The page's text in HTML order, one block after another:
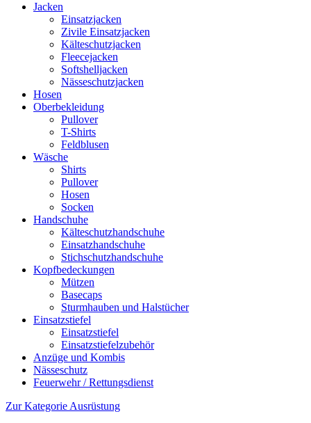
Jacken
Einsatzjacken
Zivile Einsatzjacken
Kälteschutzjacken
Fleecejacken
Softshelljacken
Nässeschutzjacken
Hosen
Oberbekleidung
Pullover
T-Shirts
Feldblusen
Wäsche
Shirts
Pullover
Hosen
Socken
Handschuhe
Kälteschutzhandschuhe
Einsatzhandschuhe
Stichschutzhandschuhe
Kopfbedeckungen
Mützen
Basecaps
Sturmhauben und Halstücher
Einsatzstiefel
Einsatzstiefel
Einsatzstiefelzubehör
Anzüge und Kombis
Nässeschutz
Feuerwehr / Rettungsdienst
Zur Kategorie Ausrüstung